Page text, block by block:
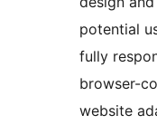
potential
fully
browser-
website